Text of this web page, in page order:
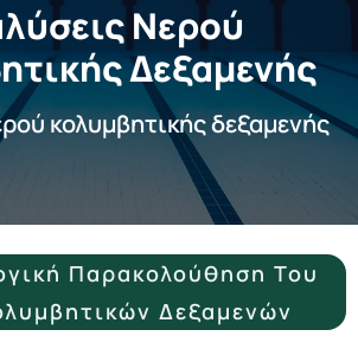
Νερού
Δεξαμενής
κολυμβητικής δεξαμενής
Παρακολούθηση Του
Δεξαμενών